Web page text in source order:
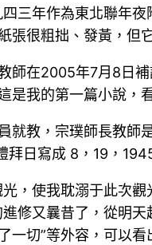
三年作為東北聯年
張很粗拙、發黃，但
師在2005年7月8日
是我的第一篇小說，
就教，宗璞師長教師
拜日寫成 8，19，
，使我耽溺于此次
修又曩昔了，從明天
一切”等外容，可以